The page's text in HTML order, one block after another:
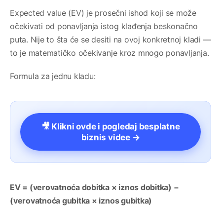
Expected value (EV) je prosečni ishod koji se može
očekivati od ponavljanja istog klađenja beskonačno
puta. Nije to šta će se desiti na ovoj konkretnoj kladi —
to je matematičko očekivanje kroz mnogo ponavljanja.
Formula za jednu kladu:
🎥 Klikni ovde i pogledaj besplatne
biznis videe →
EV = (verovatnoća dobitka × iznos dobitka) −
(verovatnoća gubitka × iznos gubitka)